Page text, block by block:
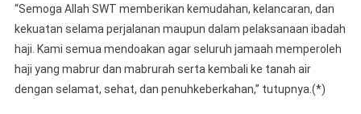
‎“Semoga Allah SWT memberikan kemudahan, kelancaran, dan
kekuatan selama perjalanan maupun dalam pelaksanaan ibadah
haji. Kami semua mendoakan agar seluruh jamaah memperoleh
haji yang mabrur dan mabrurah serta kembali ke tanah air
dengan selamat, sehat, dan penuhkeberkahan,” tutupnya.(*)